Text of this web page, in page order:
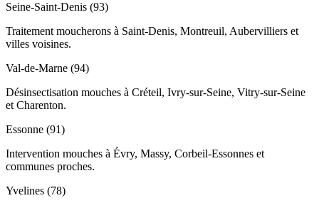
Seine-Saint-Denis (93)
Traitement moucherons à Saint-Denis, Montreuil, Aubervilliers et
villes voisines.
Val-de-Marne (94)
Désinsectisation mouches à Créteil, Ivry-sur-Seine, Vitry-sur-Seine
et Charenton.
Essonne (91)
Intervention mouches à Évry, Massy, Corbeil-Essonnes et
communes proches.
Yvelines (78)